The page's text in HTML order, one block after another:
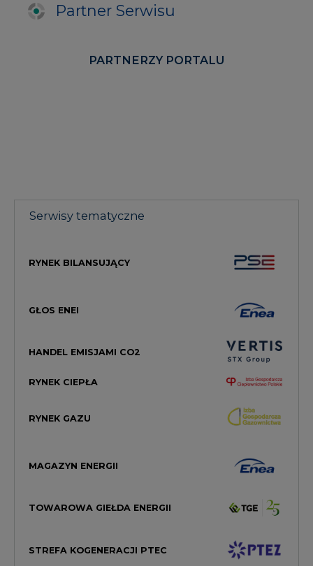
Partner Serwisu
PARTNERZY PORTALU
Serwisy tematyczne
RYNEK BILANSUJĄCY
GŁOS ENEI
HANDEL EMISJAMI CO2
RYNEK CIEPŁA
RYNEK GAZU
MAGAZYN ENERGII
TOWAROWA GIEŁDA ENERGII
STREFA KOGENERACJI PTEC